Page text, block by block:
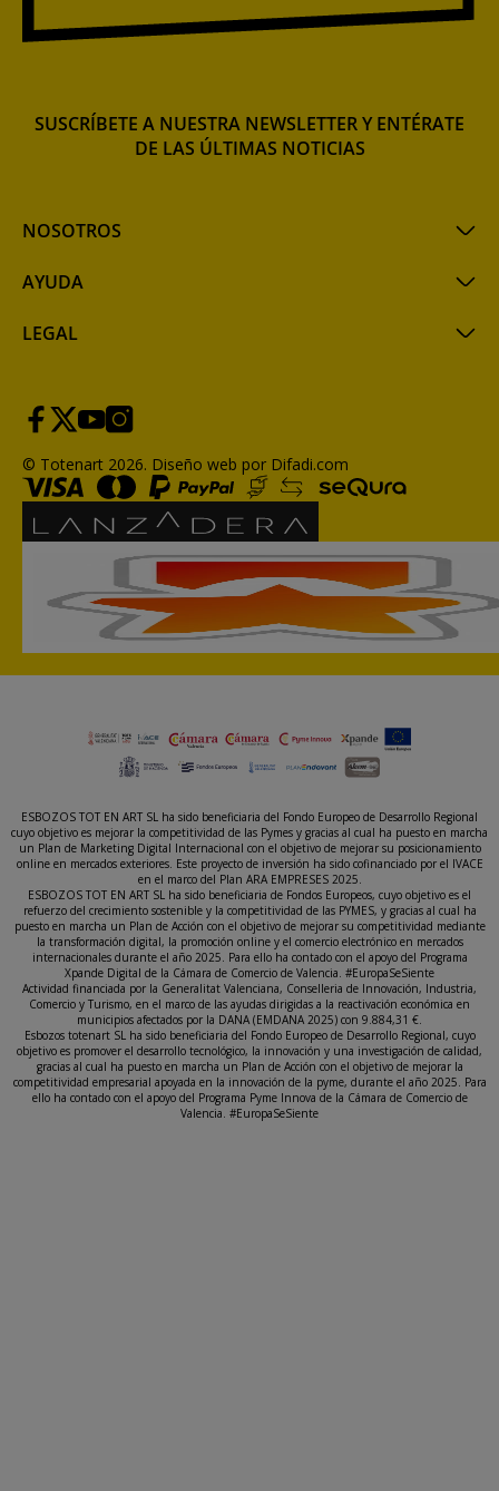
NOSOTROS
AYUDA
LEGAL
SUSCRÍBETE A NUESTRA NEWSLETTER Y ENTÉRATE
DE LAS ÚLTIMAS NOTICIAS
© Totenart 2026. Diseño web por Difadi.com
ESBOZOS TOT EN ART SL ha sido beneficiaria del Fondo Europeo de Desarrollo Regional
cuyo objetivo es mejorar la competitividad de las Pymes y gracias al cual ha puesto en marcha
un Plan de Marketing Digital Internacional con el objetivo de mejorar su posicionamiento
online en mercados exteriores. Este proyecto de inversión ha sido cofinanciado por el IVACE
en el marco del Plan ARA EMPRESES 2025.
ESBOZOS TOT EN ART SL ha sido beneficiaria de Fondos Europeos, cuyo objetivo es el
refuerzo del crecimiento sostenible y la competitividad de las PYMES, y gracias al cual ha
puesto en marcha un Plan de Acción con el objetivo de mejorar su competitividad mediante
la transformación digital, la promoción online y el comercio electrónico en mercados
internacionales durante el año 2025. Para ello ha contado con el apoyo del Programa
Xpande Digital de la Cámara de Comercio de Valencia. #EuropaSeSiente
Actividad financiada por la Generalitat Valenciana, Conselleria de Innovación, Industria,
Comercio y Turismo, en el marco de las ayudas dirigidas a la reactivación económica en
municipios afectados por la DANA (EMDANA 2025) con 9.884,31 €.
Esbozos totenart SL ha sido beneficiaria del Fondo Europeo de Desarrollo Regional, cuyo
objetivo es promover el desarrollo tecnológico, la innovación y una investigación de calidad,
gracias al cual ha puesto en marcha un Plan de Acción con el objetivo de mejorar la
competitividad empresarial apoyada en la innovación de la pyme, durante el año 2025. Para
ello ha contado con el apoyo del Programa Pyme Innova de la Cámara de Comercio de
Valencia. #EuropaSeSiente